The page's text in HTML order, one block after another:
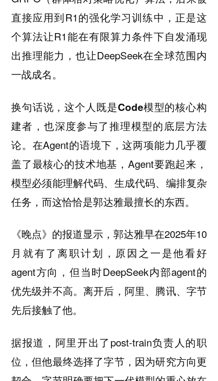
直接应用到R1的强化学习训练中，正是这
个算法让R1能在有限算力条件下自发涌现
出推理能力，也让DeepSeek在全球范围内
一战成名。
换句话说，这个人既是Code模型的核心构
建者，也深度参与了推理模型的底层方法
论。 在Agent的语境下，这两项能力几乎覆
盖了最核心的技术地基，Agent要跑起来，
模型必须能理解代码、生成代码、编排复杂
任务，而这恰恰是郭达雅最擅长的东西。
《晚点》的报道显示，郭达雅早在2025年10
月就有了离职计划，原因之一是他看好
agent方向，但当时DeepSeek内部agent的
优先级并不高。离开后，阿里、腾讯、字节
先后接触了他。
据报道，阿里开出了post-train负责人的职
位，但他最终选择了字节，因为研究方向更